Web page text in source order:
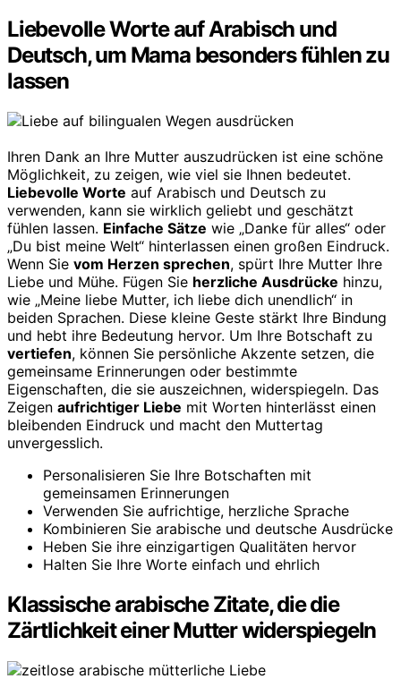
Liebevolle Worte auf Arabisch und
Deutsch, um Mama besonders fühlen zu
lassen
Ihren Dank an Ihre Mutter auszudrücken ist eine schöne
Möglichkeit, zu zeigen, wie viel sie Ihnen bedeutet.
Liebevolle Worte auf Arabisch und Deutsch zu
verwenden, kann sie wirklich geliebt und geschätzt
fühlen lassen. Einfache Sätze wie „Danke für alles“ oder
„Du bist meine Welt“ hinterlassen einen großen Eindruck.
Wenn Sie vom Herzen sprechen, spürt Ihre Mutter Ihre
Liebe und Mühe. Fügen Sie herzliche Ausdrücke hinzu,
wie „Meine liebe Mutter, ich liebe dich unendlich“ in
beiden Sprachen. Diese kleine Geste stärkt Ihre Bindung
und hebt ihre Bedeutung hervor. Um Ihre Botschaft zu
vertiefen, können Sie persönliche Akzente setzen, die
gemeinsame Erinnerungen oder bestimmte
Eigenschaften, die sie auszeichnen, widerspiegeln. Das
Zeigen aufrichtiger Liebe mit Worten hinterlässt einen
bleibenden Eindruck und macht den Muttertag
unvergesslich.
Personalisieren Sie Ihre Botschaften mit
gemeinsamen Erinnerungen
Verwenden Sie aufrichtige, herzliche Sprache
Kombinieren Sie arabische und deutsche Ausdrücke
Heben Sie ihre einzigartigen Qualitäten hervor
Halten Sie Ihre Worte einfach und ehrlich
Klassische arabische Zitate, die die
Zärtlichkeit einer Mutter widerspiegeln